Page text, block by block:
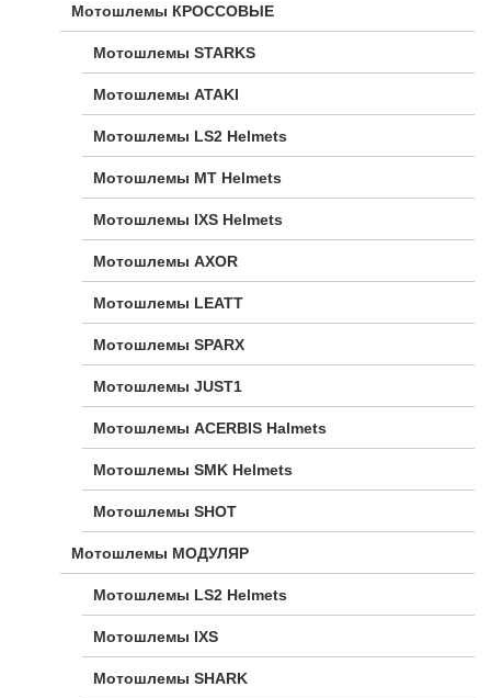
Мотошлемы КРОССОВЫЕ
Мотошлемы STARKS
Мотошлемы ATAKI
Мотошлемы LS2 Helmets
Мотошлемы MT Helmets
Мотошлемы IXS Helmets
Мотошлемы AXOR
Мотошлемы LEATT
Мотошлемы SPARX
Мотошлемы JUST1
Мотошлемы ACERBIS Halmets
Мотошлемы SMK Helmets
Мотошлемы SHOT
Мотошлемы МОДУЛЯР
Мотошлемы LS2 Helmets
Мотошлемы IXS
Мотошлемы SHARK